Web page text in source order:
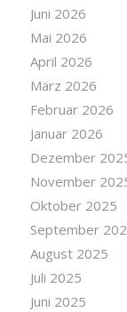
Juni 2026
Mai 2026
April 2026
März 2026
Februar 2026
Januar 2026
Dezember
November
Oktober 2025
September
August 2025
Juli 2025
Juni 2025